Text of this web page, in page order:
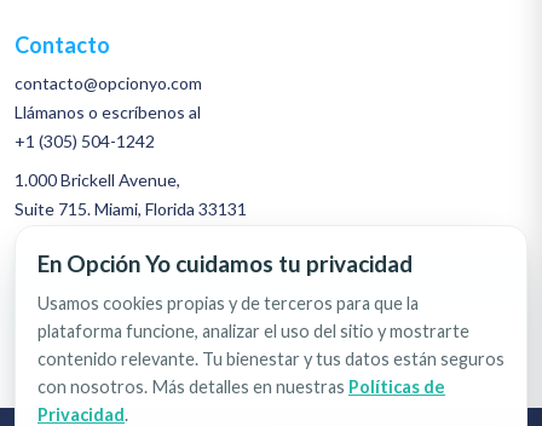
En Opción Yo cuidamos tu privacidad
Usamos cookies propias y de terceros para que la
plataforma funcione, analizar el uso del sitio y mostrarte
contenido relevante. Tu bienestar y tus datos están seguros
con nosotros. Más detalles en nuestras Políticas de
Privacidad.
Contacto
contacto@opcionyo.com
Llámanos o escríbenos al
+1 (305) 504-1242
1.000 Brickell Avenue,
Suite 715. Miami, Florida 33131
Únete al equipo
Habla por WhatsApp